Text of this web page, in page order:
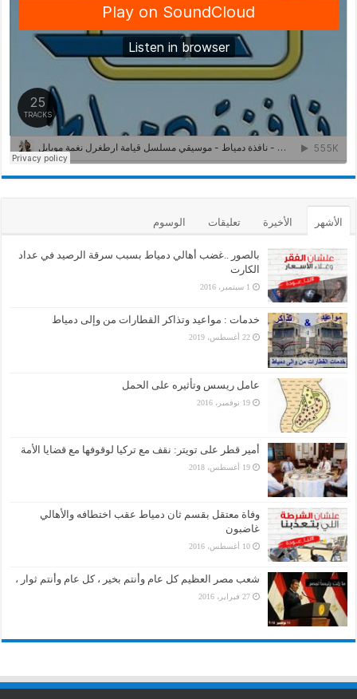
الأشهر الأخيرة تعليقات الوسوم
بالصور ..غضب أهالي دمياط بسبب سرقة الرصيد في عداد
الكارت
1 سبتمبر، 2016
خدمات : مواعيد وتذاكر القطارات من وإلى دمياط
22 أغسطس، 2019
عامل ريسس وتأثيره على الحمل
19 نوفمبر، 2016
أمير قطر على تويتر: نقف مع تركيا لوقوفها مع قضايا الأمة
19 أغسطس، 2018
وفاة معتقل بقسم ثان دمياط عقب اختطافه والأهالي
غاضبون
10 أغسطس، 2016
شعب مصر العظيم كل عام وأنتم بخير ، كل عام وأنتم ثوار ،
27 فبراير، 2016